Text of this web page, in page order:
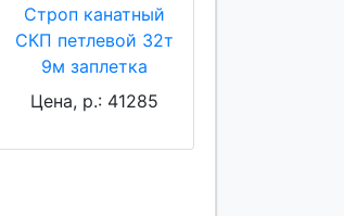
Строп канатный
СКП петлевой 32т
9м заплетка
Цена, р.: 41285